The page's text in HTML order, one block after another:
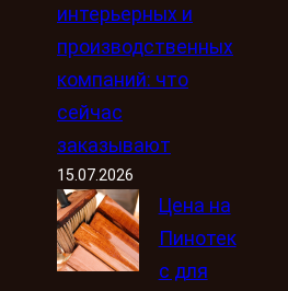
интерьерных и
производственных
компаний: что
сейчас
заказывают
15.07.2026
Цена на
Пинотек
с для